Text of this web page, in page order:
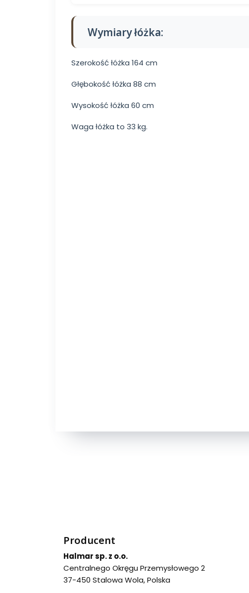
Wymiary łóżka:
Szerokość łóżka 164 cm
Głębokość łóżka 88 cm
Wysokość łóżka 60 cm
Waga łóżka to 33 kg.
Producent
Halmar sp. z o.o.
Centralnego Okręgu Przemysłowego 2
37-450 Stalowa Wola, Polska